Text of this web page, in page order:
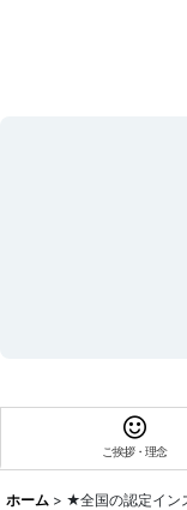
ご挨拶・理念
ホーム > ★全国の認定イン